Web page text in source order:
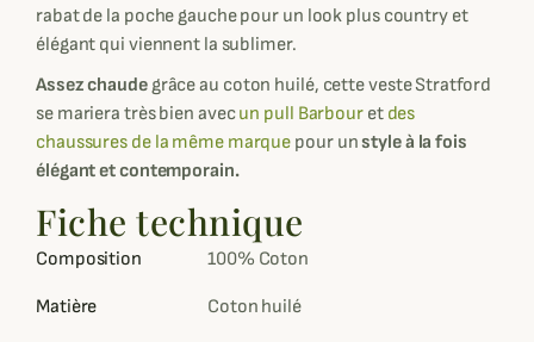
rabat de la poche gauche pour un look plus country et
élégant qui viennent la sublimer.
Assez chaudegrâce au coton huilé, cette veste Stratford
se mariera très bien avecun pull Barbouret des
chaussures de la même marque pour unstyle à la fois
élégant et contemporain.
Fiche technique
Composition 100% Coton
Matière Coton huilé